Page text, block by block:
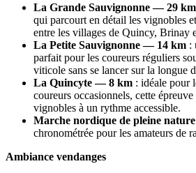
La Grande Sauvignonne — 29 km
qui parcourt en détail les vignobles
entre les villages de Quincy, Brinay
La Petite Sauvignonne — 14 km :
parfait pour les coureurs réguliers
viticole sans se lancer sur la longue
La Quincyte — 8 km : idéale pour
coureurs occasionnels, cette
vignobles à un rythme accessible.
Marche nordique de pleine nature
chronométrée pour les amateurs de
Ambiance vendanges